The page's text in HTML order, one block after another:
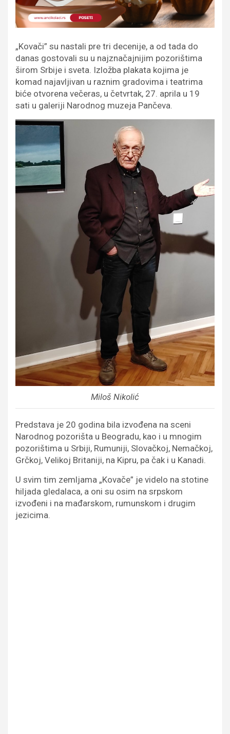
„Kovači” su nastali pre tri decenije, a od tada do
danas gostovali su u najznačajnijim pozorištima
širom Srbije i sveta. Izložba plakata kojima je
komad najavljivan u raznim gradovima i teatrima
biće otvorena večeras, u četvrtak, 27. aprila u 19
sati u galeriji Narodnog muzeja Pančeva.
Miloš Nikolić
Predstava je 20 godina bila izvođena na sceni
Narodnog pozorišta u Beogradu, kao i u mnogim
pozorištima u Srbiji, Rumuniji, Slovačkoj, Nemačkoj,
Grčkoj, Velikoj Britaniji, na Kipru, pa čak i u Kanadi.
U svim tim zemljama „Kovače” je videlo na stotine
hiljada gledalaca, a oni su osim na srpskom
izvođeni i na mađarskom, rumunskom i drugim
jezicima.